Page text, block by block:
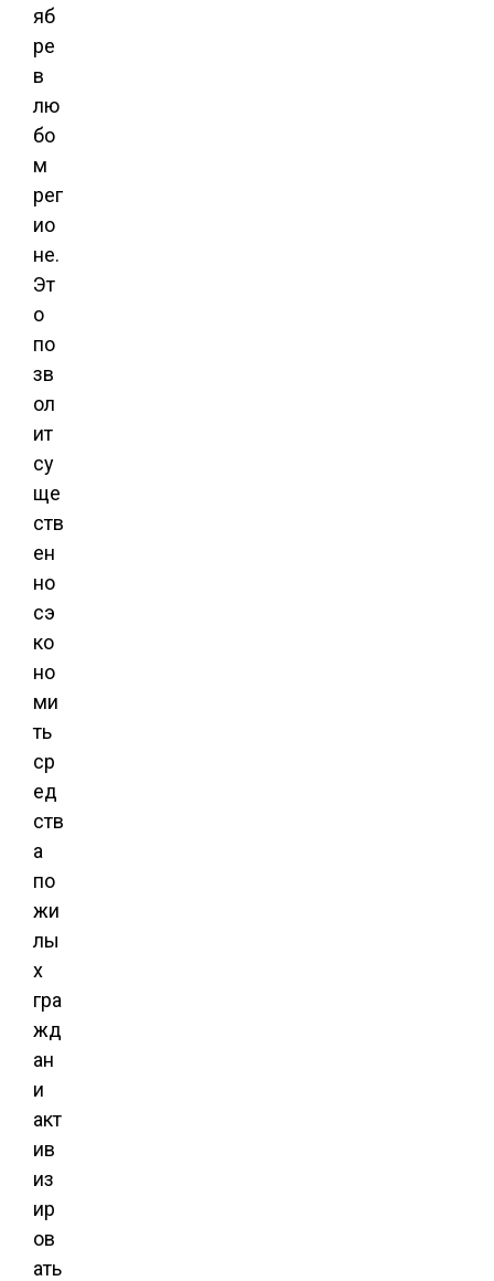
яб
ре
в
лю
бо
м
рег
ио
не.
Эт
о
по
зв
ол
ит
су
ще
ств
ен
но
сэ
ко
но
ми
ть
ср
ед
ств
а
по
жи
лы
х
гра
жд
ан
и
акт
ив
из
ир
ов
ать